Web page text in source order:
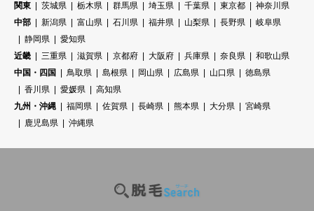
関東
茨城県 栃木県 群馬県 埼玉県 千葉県 東京都
神奈川県
中部
新潟県 富山県 石川県 福井県 山梨県 長野県
岐阜県
静岡県
愛知県
近畿
三重県 滋賀県 京都府 大阪府 兵庫県 奈良県
和歌山県
中国・四国
鳥取県 島根県 岡山県 広島県 山口県
徳島県
香川県
愛媛県
高知県
九州・沖縄
福岡県 佐賀県 長崎県 熊本県 大分県
宮崎県
鹿児島県
沖縄県